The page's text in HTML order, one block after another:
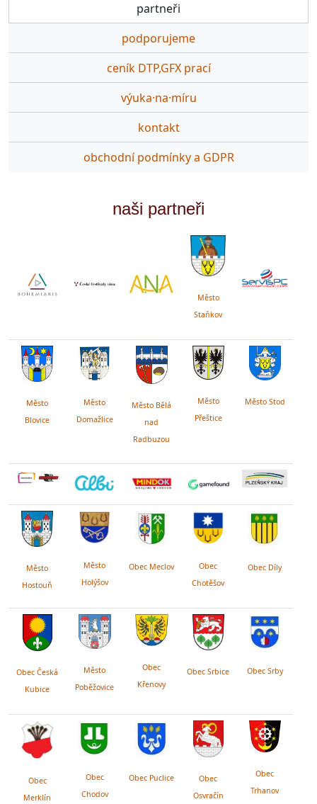
partneři
podporujeme
ceník DTP,GFX prací
výuka·na·míru
kontakt
obchodní podmínky a GDPR
naši partneři
Město
Staňkov
Město
Blovice
Město
Domažlice
Město Bělá
nad
Radbuzou
Město
Přeštice
Město Stod
Město
Hostouň
Město
Holýšov
Obec Meclov
Obec
Chotěšov
Obec Díly
Obec Česká
Kubice
Město
Poběžovice
Obec
Křenovy
Obec Srbice Obec Srby
Obec
Merklín
Obec
Chodov
Obec Puclice
Obec
Osvračín
Obec
Trhanov